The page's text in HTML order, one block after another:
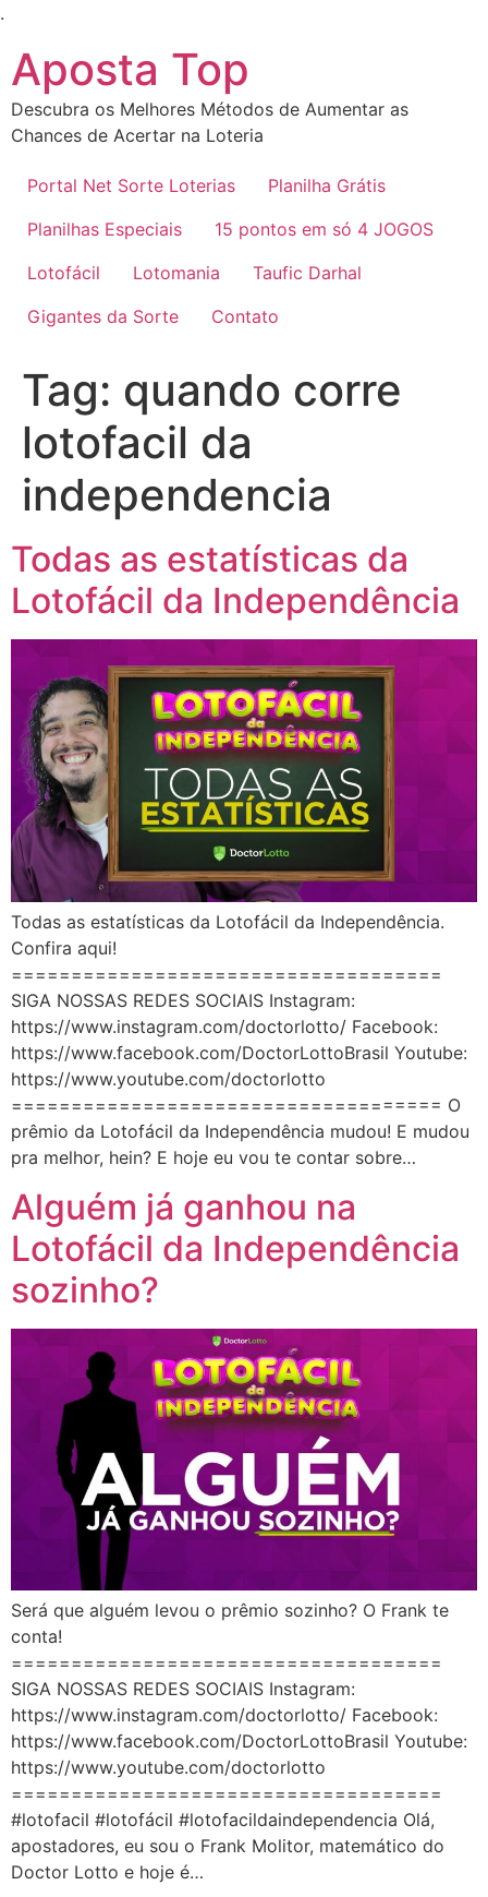
.
conteúdo
Aposta Top
Descubra os Melhores Métodos de Aumentar as
Chances de Acertar na Loteria
Portal Net Sorte Loterias
Planilha Grátis
Planilhas Especiais
15 pontos em só 4 JOGOS
Lotofácil
Lotomania
Taufic Darhal
Gigantes da Sorte
Contato
Tag: quando corre
lotofacil da
independencia
Todas as estatísticas da
Lotofácil da Independência
Todas as estatísticas da Lotofácil da Independência.
Confira aqui!
====================================
SIGA NOSSAS REDES SOCIAIS Instagram:
https://www.instagram.com/doctorlotto/ Facebook:
https://www.facebook.com/DoctorLottoBrasil Youtube:
https://www.youtube.com/doctorlotto
==================================== O
prêmio da Lotofácil da Independência mudou! E mudou
pra melhor, hein? E hoje eu vou te contar sobre…
Alguém já ganhou na
Lotofácil da Independência
sozinho?
Será que alguém levou o prêmio sozinho? O Frank te
conta!
====================================
SIGA NOSSAS REDES SOCIAIS Instagram:
https://www.instagram.com/doctorlotto/ Facebook:
https://www.facebook.com/DoctorLottoBrasil Youtube:
https://www.youtube.com/doctorlotto
====================================
#lotofacil #lotofácil #lotofacildaindependencia Olá,
apostadores, eu sou o Frank Molitor, matemático do
Doctor Lotto e hoje é…